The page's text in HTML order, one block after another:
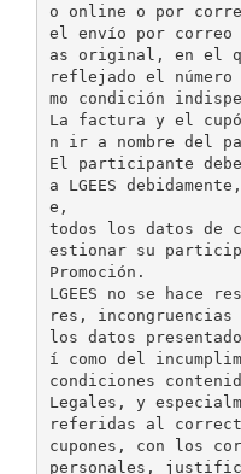
o online o por
el envío por correo
as original, en el
reflejado el
mo condición
La factura y el
n ir a nombre del
El participante
a LGEES
e,
todos los datos de
estionar su
Promoción.
LGEES no se hace
res,
los datos
í como del
condiciones
Legales, y
referidas al
cupones, con los
personales,